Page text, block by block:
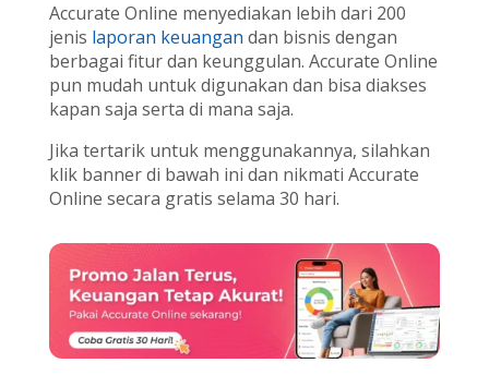
Accurate Online menyediakan lebih dari 200
jenis laporan keuangan dan bisnis dengan
berbagai fitur dan keunggulan. Accurate Online
pun mudah untuk digunakan dan bisa diakses
kapan saja serta di mana saja.
Jika tertarik untuk menggunakannya, silahkan
klik banner di bawah ini dan nikmati Accurate
Online secara gratis selama 30 hari.